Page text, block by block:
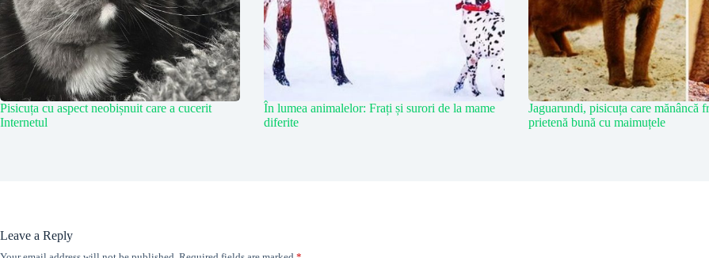
Pisicuța cu aspect neobișnuit care a cucerit
Internetul
În lumea animalelor: Frați și surori de la mame
diferite
Jaguarundi, pisicuța care mănâncă
prietenă bună cu maimuțele
Leave a Reply